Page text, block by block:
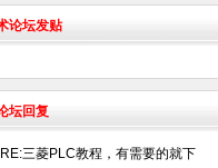
论坛发贴
坛回复
RE:三菱PLC教程，有需要的就下